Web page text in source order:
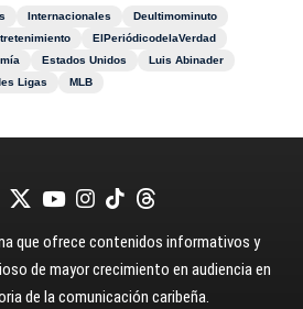
Internacionales
Deultimominuto
ElPeriódicodelaVerdad
Estados Unidos
Luis Abinader
Ligas MLB
que ofrece contenidos informativos y
de mayor crecimiento en audiencia en
de la comunicación caribeña.